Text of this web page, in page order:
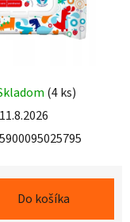
(4 ks)
11.8.2026
5900095025795
Do košíka